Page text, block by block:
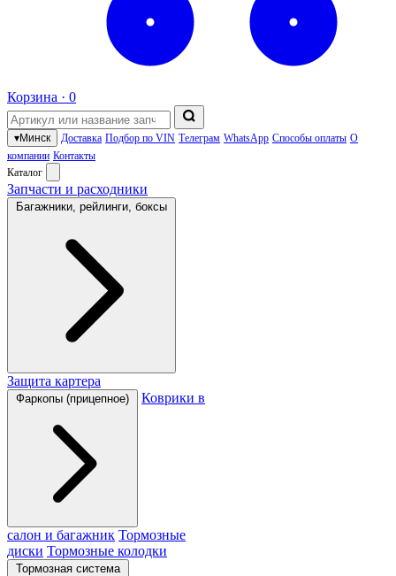
Корзина · 0
▾Минск Доставка Подбор по VIN Телеграм WhatsApp Способы оплаты О
компании Контакты
Каталог
Запчасти и расходники
Багажники, рейлинги, боксы
Защита картера
Фаркопы (прицепное) Коврики в
салон и багажник Тормозные
диски Тормозные колодки
Тормозная система